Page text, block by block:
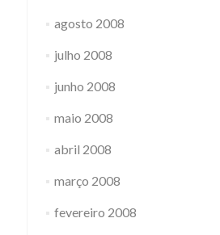
agosto 2008
julho 2008
junho 2008
maio 2008
abril 2008
março 2008
fevereiro 2008